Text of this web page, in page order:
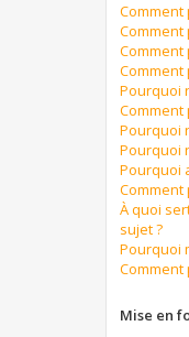
Comment
Comment
Pourquoi
Pourquoi
Pourquoi
Pourquoi
À quoi
sujet ?
Pourquoi
Comment
Mise en